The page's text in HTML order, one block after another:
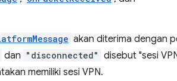
akan diterima dengan
dan "disconnected" disebut "sesi
memiliki sesi VPN.